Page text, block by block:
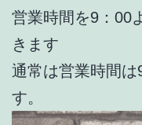
営業時間を9：00
きます
通常は営業時間は
す。